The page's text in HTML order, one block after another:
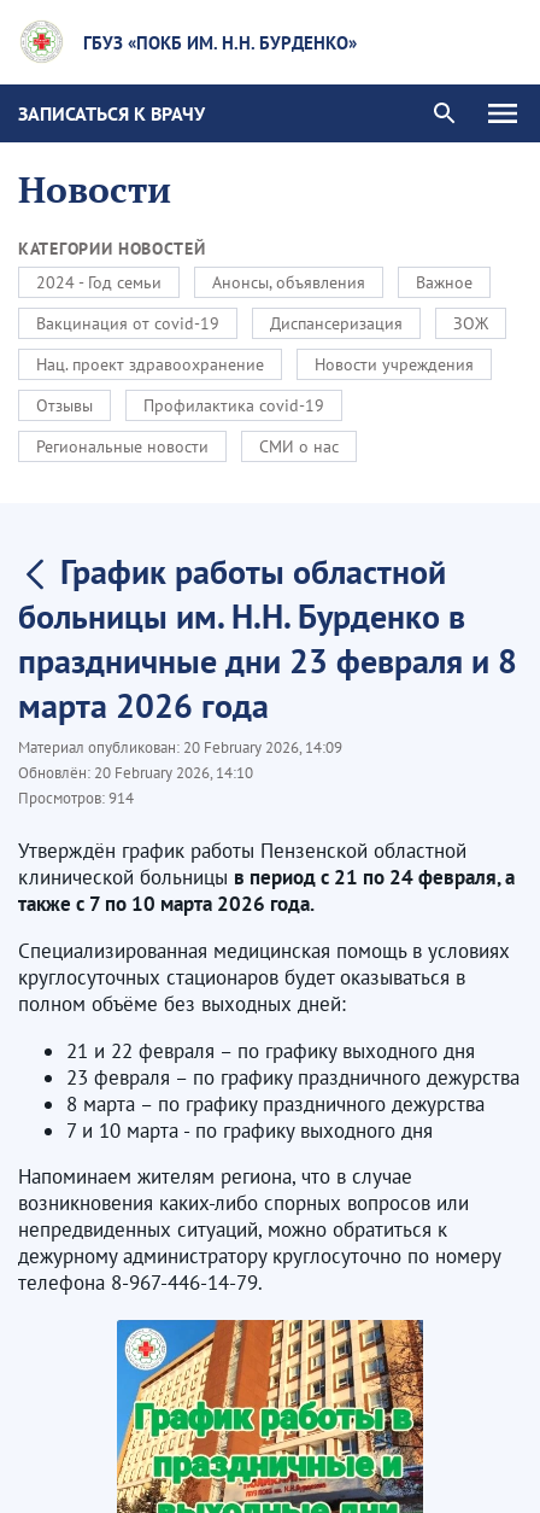
ГБУЗ «ПОКБ ИМ. Н.Н. БУРДЕНКО»
ЗАПИСАТЬСЯ К ВРАЧУ
Новости
КАТЕГОРИИ НОВОСТЕЙ
2024 - Год семьи
Анонсы, объявления
Важное
Вакцинация от covid-19
Диспансеризация
ЗОЖ
Нац. проект здравоохранение
Новости учреждения
Отзывы
Профилактика covid-19
Региональные новости
СМИ о нас
График работы областной
больницы им. Н.Н. Бурденко в
праздничные дни 23 февраля и 8
марта 2026 года
Материал опубликован: 20 February 2026, 14:09
Обновлён: 20 February 2026, 14:10
Просмотров:914
Утверждён график работы Пензенской областной
клинической больницы в период с 21 по 24 февраля, а
также с 7 по 10 марта 2026 года.
Специализированная медицинская помощь в условиях
круглосуточных стационаров будет оказываться в
полном объёме без выходных дней:
21 и 22 февраля – по графику выходного дня
23 февраля – по графику праздничного дежурства
8 марта – по графику праздничного дежурства
7 и 10 марта - по графику выходного дня
Напоминаем жителям региона, что в случае
возникновения каких-либо спорных вопросов или
непредвиденных ситуаций, можно обратиться к
дежурному администратору круглосуточно по номеру
телефона 8-967-446-14-79.